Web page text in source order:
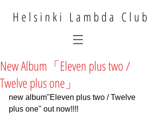
Helsinki Lambda Club
New Album「Eleven plus two /
Twelve plus one」
new album"Eleven plus two / Twelve
plus one" out now!!!!